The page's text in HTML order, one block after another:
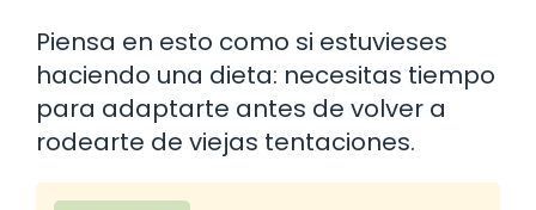
Piensa en esto como si estuvieses
haciendo una dieta: necesitas tiempo
para adaptarte antes de volver a
rodearte de viejas tentaciones.